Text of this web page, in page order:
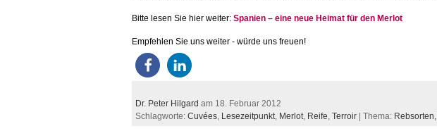
Bitte lesen Sie hier weiter: Spanien – eine neue Heimat für den Merlot
Empfehlen Sie uns weiter - würde uns freuen!
Dr. Peter Hilgard am 18. Februar 2012
Schlagworte: Cuvées, Lesezeitpunkt, Merlot, Reife, Terroir | Thema: Rebsorten,